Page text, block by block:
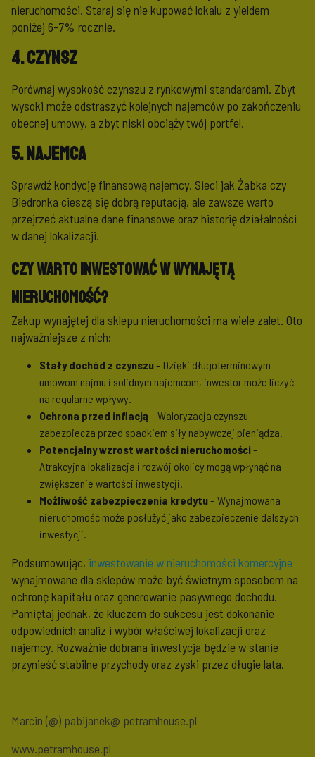
nieruchomości. Staraj się nie kupować lokalu z yieldem
poniżej 6-7% rocznie.
4. Czynsz
Porównaj wysokość czynszu z rynkowymi standardami. Zbyt
wysoki może odstraszyć kolejnych najemców po zakończeniu
obecnej umowy, a zbyt niski obciąży twój portfel.
5. Najemca
Sprawdź kondycję finansową najemcy. Sieci jak Żabka czy
Biedronka cieszą się dobrą reputacją, ale zawsze warto
przejrzeć aktualne dane finansowe oraz historię działalności
w danej lokalizacji.
Czy warto inwestować w wynajętą
nieruchomość?
Zakup wynajętej dla sklepu nieruchomości ma wiele zalet. Oto
najważniejsze z nich:
Stały dochód z czynszu– Dzięki długoterminowym
umowom najmu i solidnym najemcom, inwestor może liczyć
na regularne wpływy.
Ochrona przed inflacją – Waloryzacja czynszu
zabezpiecza przed spadkiem siły nabywczej pieniądza.
Potencjalny wzrost wartości nieruchomości–
Atrakcyjna lokalizacja i rozwój okolicy mogą wpłynąć na
zwiększenie wartości inwestycji.
Możliwość zabezpieczenia kredytu– Wynajmowana
nieruchomość może posłużyć jako zabezpieczenie dalszych
inwestycji.
Podsumowując, inwestowanie w nieruchomości komercyjne
wynajmowane dla sklepów może być świetnym sposobem na
ochronę kapitału oraz generowanie pasywnego dochodu.
Pamiętaj jednak, że kluczem do sukcesu jest dokonanie
odpowiednich analiz i wybór właściwej lokalizacji oraz
najemcy. Rozważnie dobrana inwestycja będzie w stanie
przynieść stabilne przychody oraz zyski przez długie lata.
Marcin (@) pabijanek@ petramhouse.pl
www.petramhouse.pl